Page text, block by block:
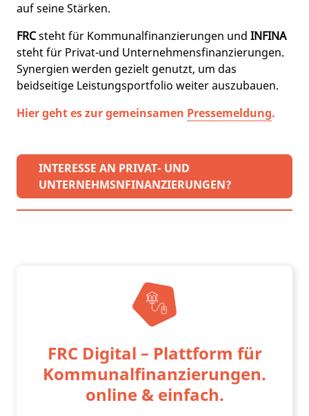
auf seine Stärken.
FRCsteht für Kommunalfinanzierungen und INFINA
steht für Privat-und Unternehmensfinanzierungen.
Synergien werden gezielt genutzt, um das
beidseitige Leistungsportfolio weiter auszubauen.
Hier geht es zur gemeinsamen Pressemeldung.
INTERESSE AN PRIVAT- UND
UNTERNEHMSNFINANZIERUNGEN?
FRC Digital – Plattform für
Kommunalfinanzierungen.
online & einfach.